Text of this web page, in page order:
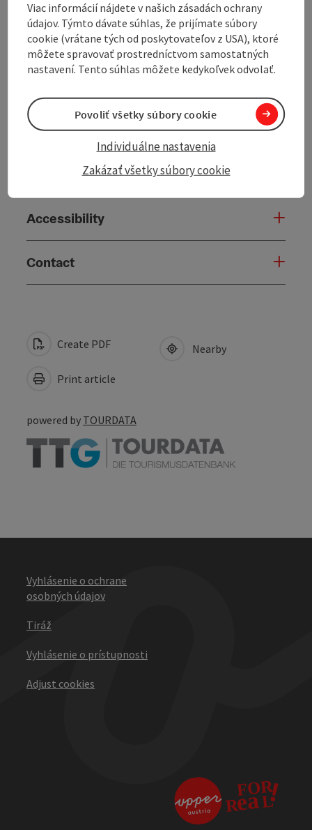
Arrival
Suitability
Accessibility
Contact
Create PDF
Print article
Nearby
powered by TOURDATA
Vyhlásenie o ochrane
osobných údajov
Tiráž
Vyhlásenie o prístupnosti
Adjust cookies
Viac informácií nájdete v našich zásadách ochrany
údajov. Týmto dávate súhlas, že prijímate súbory
cookie (vrátane tých od poskytovateľov z USA), ktoré
môžete spravovať prostredníctvom samostatných
nastavení. Tento súhlas môžete kedykoľvek odvolať.
Zakázať všetky súbory cookie
Individuálne nastavenia
Povoliť všetky súbory cookie